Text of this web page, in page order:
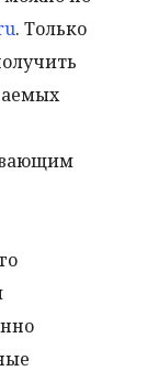
. Только